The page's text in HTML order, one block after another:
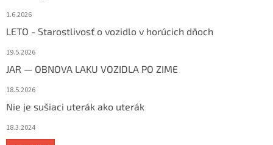
1.6.2026
LETO - Starostlivosť o vozidlo v horúcich dňoch
19.5.2026
JAR — OBNOVA LAKU VOZIDLA PO ZIME
18.5.2026
Nie je sušiaci uterák ako uterák
18.3.2024